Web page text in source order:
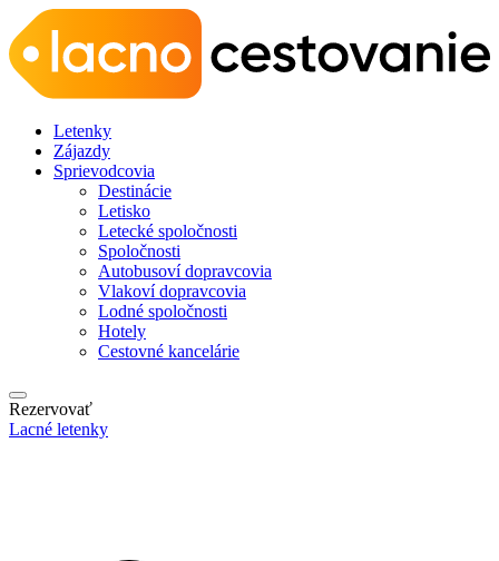
Letenky
Zájazdy
Sprievodcovia
Destinácie
Letisko
Letecké spoločnosti
Spoločnosti
Autobusoví dopravcovia
Vlakoví dopravcovia
Lodné spoločnosti
Hotely
Cestovné kancelárie
Rezervovať
Lacné letenky